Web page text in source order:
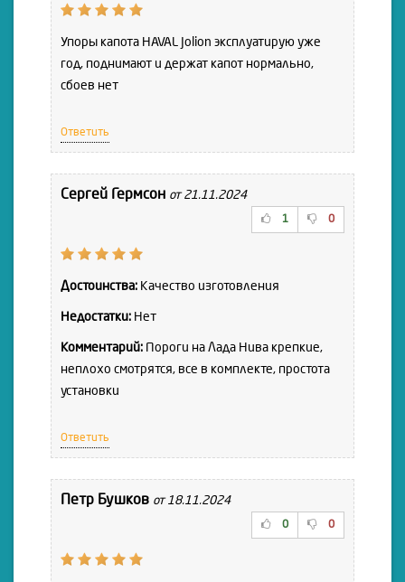
Упоры капота HAVAL Jolion эксплуатирую уже
год, поднимают и держат капот нормально,
сбоев нет
Ответить
Сергей Гермсон от 21.11.2024
1 0
Достоинства: Качество изготовления
Недостатки: Нет
Комментарий: Пороги на Лада Нива крепкие,
неплохо смотрятся, все в комплекте, простота
установки
Ответить
Петр Бушков от 18.11.2024
0 0